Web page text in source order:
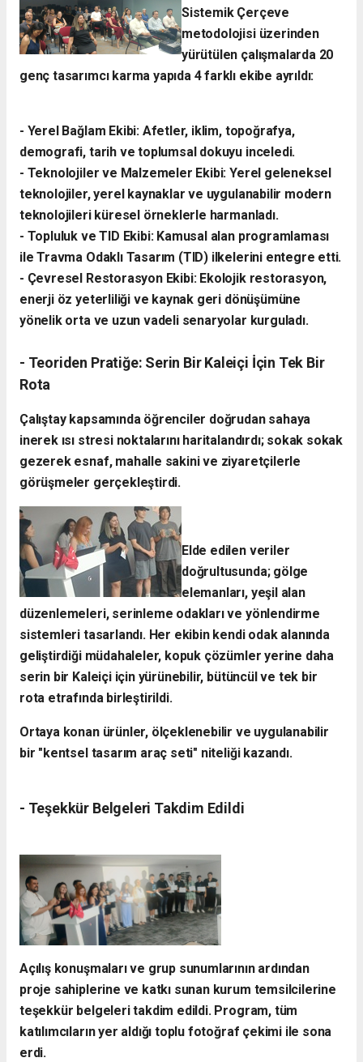
Sistemik Çerçeve
metodolojisi üzerinden
yürütülen çalışmalarda 20
genç tasarımcı karma yapıda 4 farklı ekibe ayrıldı:
- ​Yerel Bağlam Ekibi: Afetler, iklim, topoğrafya,
demografi, tarih ve toplumsal dokuyu inceledi.
- ​Teknolojiler ve Malzemeler Ekibi: Yerel geleneksel
teknolojiler, yerel kaynaklar ve uygulanabilir modern
teknolojileri küresel örneklerle harmanladı.
​- Topluluk ve TID Ekibi: Kamusal alan programlaması
ile Travma Odaklı Tasarım (TID) ilkelerini entegre etti.
- ​Çevresel Restorasyon Ekibi: Ekolojik restorasyon,
enerji öz yeterliliği ve kaynak geri dönüşümüne
yönelik orta ve uzun vadeli senaryolar kurguladı.
- ​Teoriden Pratiğe: Serin Bir Kaleiçi İçin Tek Bir
Rota
​Çalıştay kapsamında öğrenciler doğrudan sahaya
inerek ısı stresi noktalarını haritalandırdı; sokak sokak
gezerek esnaf, mahalle sakini ve ziyaretçilerle
görüşmeler gerçekleştirdi.
Elde edilen veriler
doğrultusunda; gölge
elemanları, yeşil alan
düzenlemeleri, serinleme odakları ve yönlendirme
sistemleri tasarlandı. Her ekibin kendi odak alanında
geliştirdiği müdahaleler, kopuk çözümler yerine daha
serin bir Kaleiçi için yürünebilir, bütüncül ve tek bir
rota etrafında birleştirildi.
Ortaya konan ürünler, ölçeklenebilir ve uygulanabilir
bir "kentsel tasarım araç seti" niteliği kazandı.
- ​Teşekkür Belgeleri Takdim Edildi
​Açılış konuşmaları ve grup sunumlarının ardından
proje sahiplerine ve katkı sunan kurum temsilcilerine
teşekkür belgeleri takdim edildi. Program, tüm
katılımcıların yer aldığı toplu fotoğraf çekimi ile sona
erdi.